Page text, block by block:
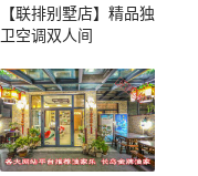
【联排别墅店】精品独
卫空调双人间